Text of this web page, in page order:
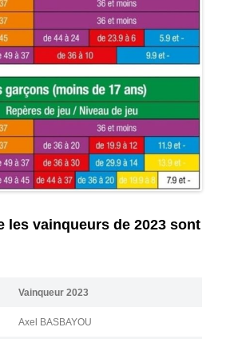
les vainqueurs de 2023 sont
Vainqueur 2023
Axel BASBAYOU